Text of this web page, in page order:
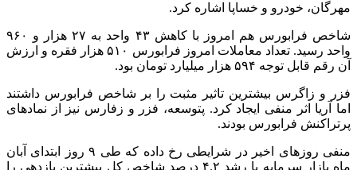
مهرگان، خودرو و خساپا اشاره کرد.
شاخص فرابورس هم امروز با کاهش ۴۳ واحد به ۲۷ هزار و ۹۶۰
واحد رسید. تعداد معاملات امروز فرابورس ۵۱۰ هزار فقره و ارزش
آن رقم قابل توجه ۵۹۴ هزار میلیارد تومان بود.
فزر و زاگرس بیشترین تاثیر مثبت را بر شاخص فرابورس داشتند
اما آریا اثر منفی ایجاد کرد. پتوسعه، فزر و زفارس نیز از نمادهای
پرتراکنش فرابورس بودند.
منفی روزهای اخیر در شرایطی رخ داده که طی ۹ روز ابتدای آبان
ماه بازار سرمایه با رشد ۴.۲ درصد شاخص کل بیشترین بازدهی را